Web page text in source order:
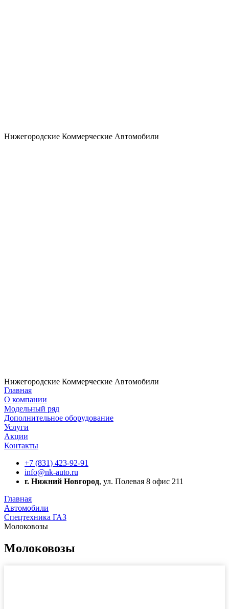
Нижегородские Коммерческие Автомобили
Нижегородские Коммерческие Автомобили
Главная
О компании
Модельный ряд
Дополнительное оборудование
Услуги
Акции
Контакты
+7 (831) 423-92-91
info@nk-auto.ru
г. Нижний Новгород, ул. Полевая 8 офис 211
Главная
Автомобили
Спецтехника ГАЗ
Молоковозы
Молоковозы